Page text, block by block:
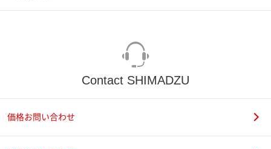
Contact SHIMADZU
価格お問い合わせ